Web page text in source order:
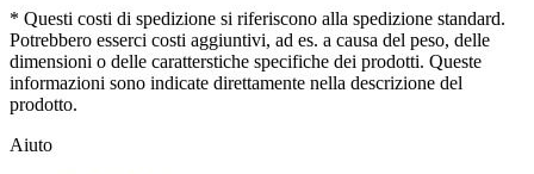
* Questi costi di spedizione si riferiscono alla spedizione standard.
Potrebbero esserci costi aggiuntivi, ad es. a causa del peso, delle
dimensioni o delle caratterstiche specifiche dei prodotti. Queste
informazioni sono indicate direttamente nella descrizione del
prodotto.
Aiuto